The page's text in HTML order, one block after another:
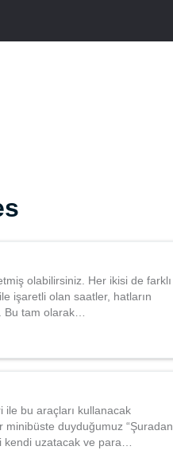
olabilirsiniz. Her ikisi de farklı
işaretli olan saatler, hatların
Bu tam olarak…
ile bu araçları kullanacak
minibüste duyduğumuz “Şuradan
kendi uzatacak ve para…